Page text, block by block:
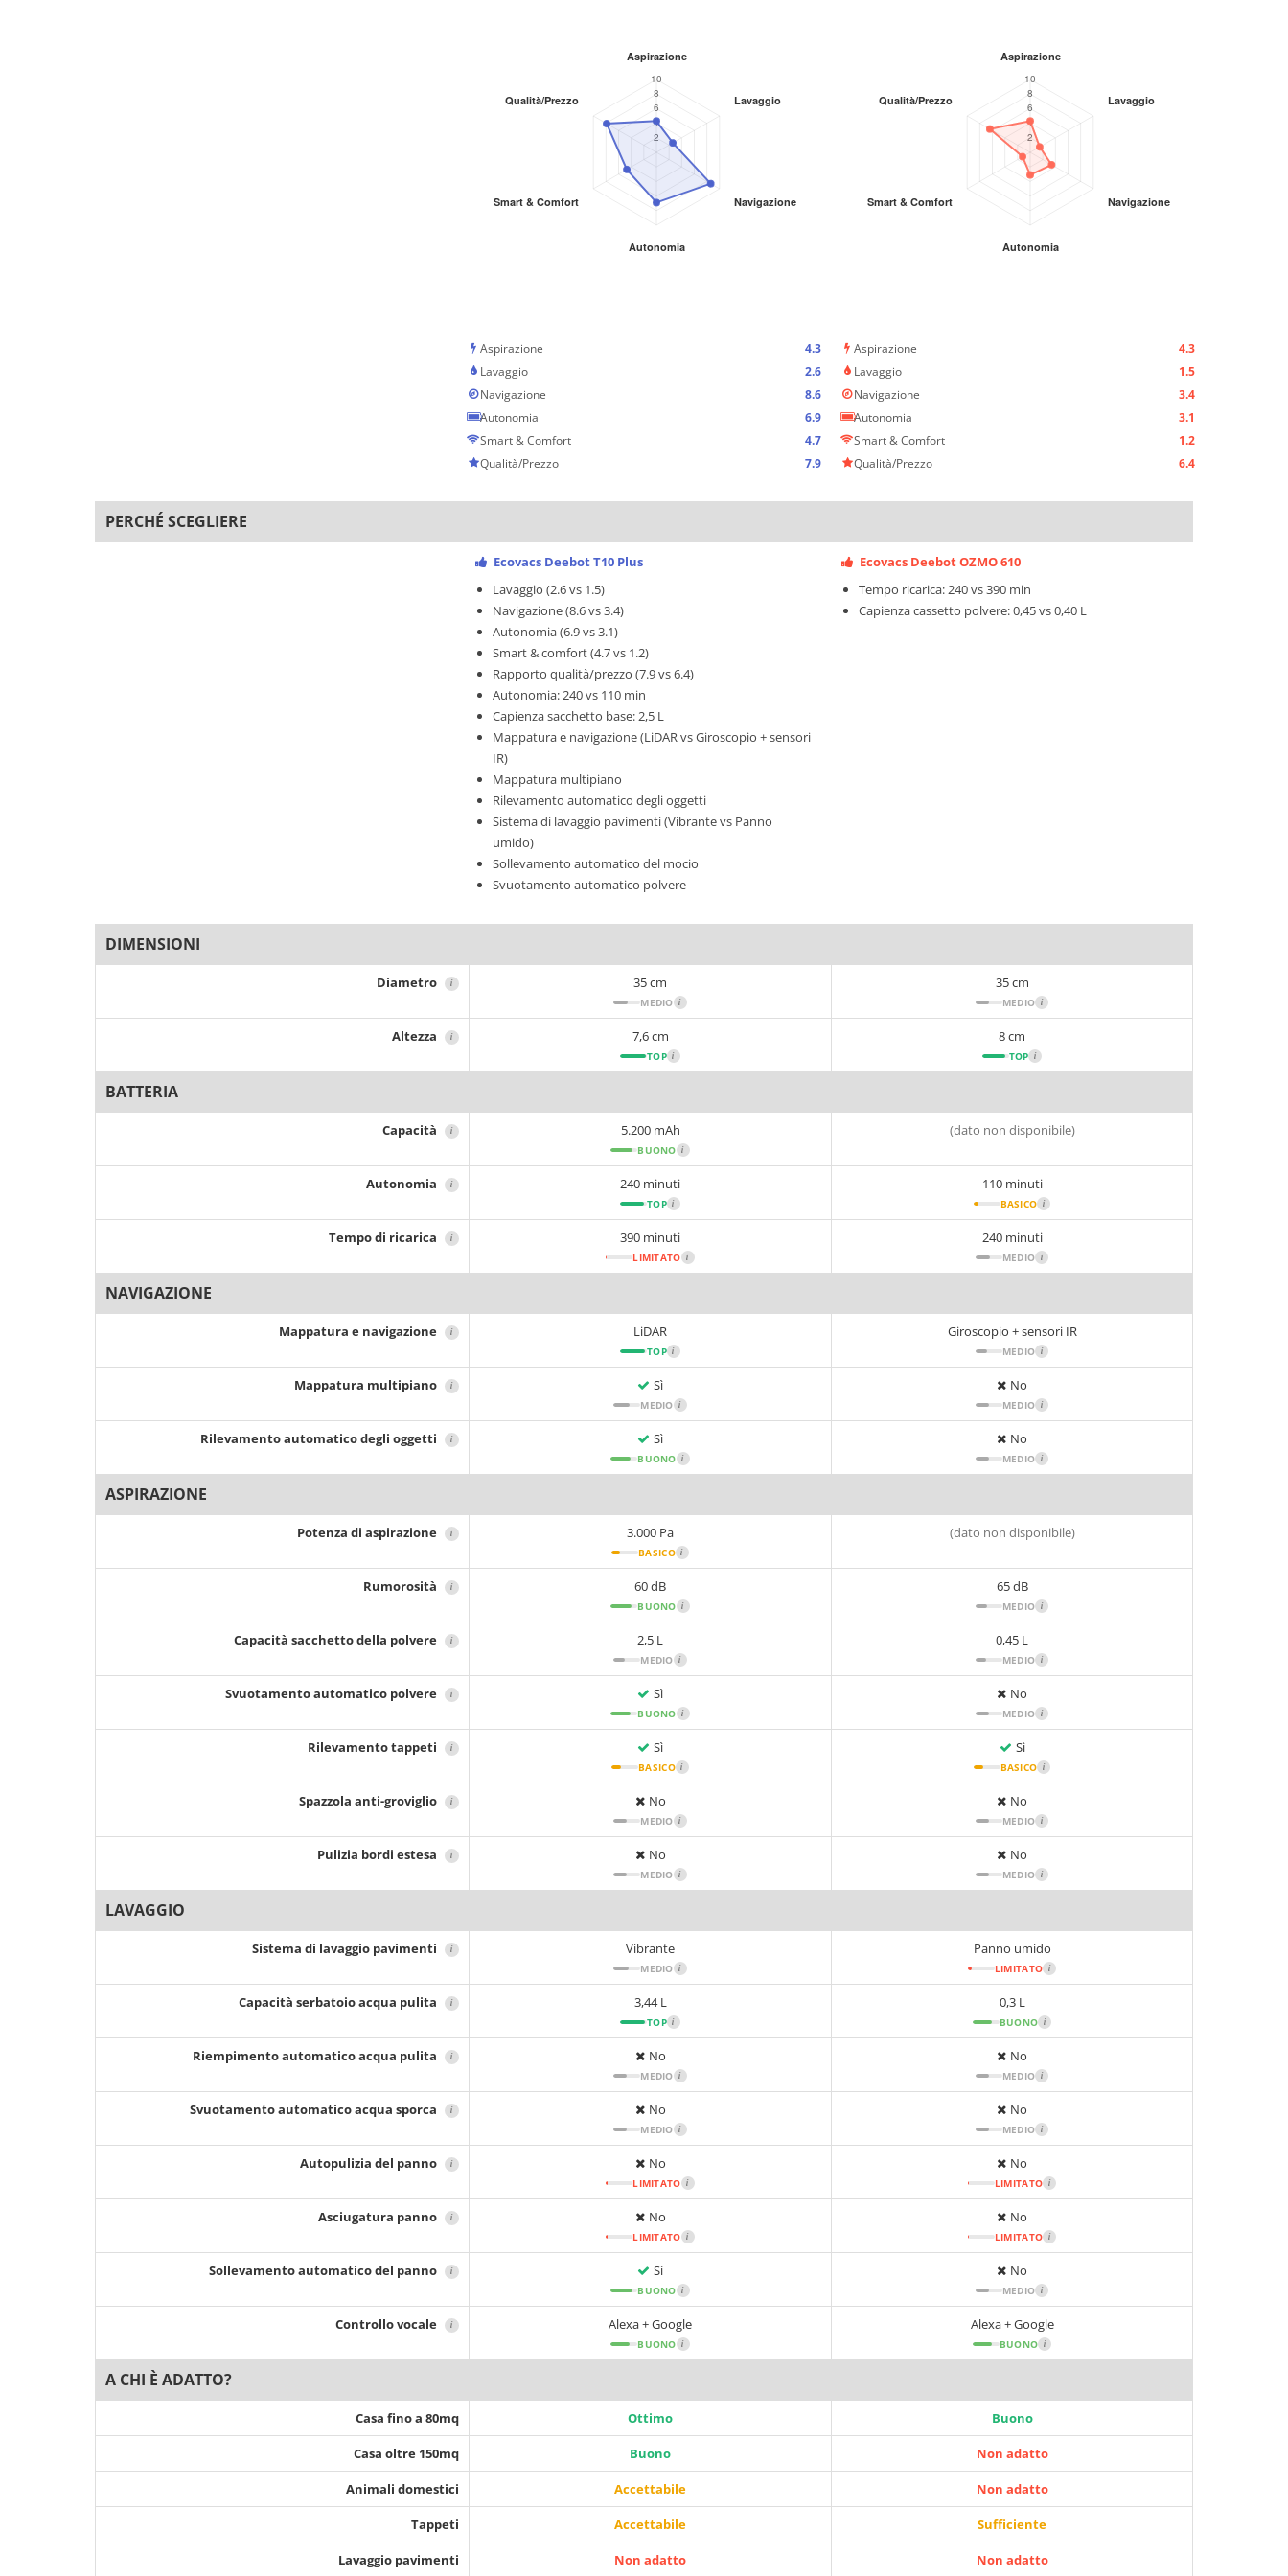
Aspirazione
4.3
Lavaggio
2.6
Navigazione
8.6
Autonomia
6.9
Smart & Comfort
4.7
Qualità/Prezzo
7.9
Aspirazione
4.3
Lavaggio
1.5
Navigazione
3.4
Autonomia
3.1
Smart & Comfort
1.2
Qualità/Prezzo
6.4
PERCHÉ SCEGLIERE
Ecovacs Deebot T10 Plus
Lavaggio (2.6 vs 1.5)
Navigazione (8.6 vs 3.4)
Autonomia (6.9 vs 3.1)
Smart & comfort (4.7 vs 1.2)
Rapporto qualità/prezzo (7.9 vs 6.4)
Autonomia: 240 vs 110 min
Capienza sacchetto base: 2,5 L
Mappatura e navigazione (LiDAR vs Giroscopio + sensori
IR)
Mappatura multipiano
Rilevamento automatico degli oggetti
Sistema di lavaggio pavimenti (Vibrante vs Panno
umido)
Sollevamento automatico del mocio
Svuotamento automatico polvere
Ecovacs Deebot OZMO 610
Tempo ricarica: 240 vs 390 min
Capienza cassetto polvere: 0,45 vs 0,40 L
DIMENSIONI
Diametro i 35 cm
MEDIO i
35 cm
MEDIO i
Altezza i 7,6 cm
TOP i
8 cm
TOP i
BATTERIA
Capacità i 5.200 mAh
BUONO i
(dato non disponibile)
Autonomia i 240 minuti
TOP i
110 minuti
BASICO i
Tempo di ricarica i 390 minuti
LIMITATO i
240 minuti
MEDIO i
NAVIGAZIONE
Mappatura e navigazione i LiDAR
TOP i
Giroscopio + sensori IR
MEDIO i
Mappatura multipiano i Sì
MEDIO i
No
MEDIO i
Rilevamento automatico degli oggetti i Sì
BUONO i
No
MEDIO i
ASPIRAZIONE
Potenza di aspirazione i 3.000 Pa
BASICO i
(dato non disponibile)
Rumorosità i 60 dB
BUONO i
65 dB
MEDIO i
Capacità sacchetto della polvere i 2,5 L
MEDIO i
0,45 L
MEDIO i
Svuotamento automatico polvere i Sì
BUONO i
No
MEDIO i
Rilevamento tappeti i Sì
BASICO i
Sì
BASICO i
Spazzola anti-groviglio i No
MEDIO i
No
MEDIO i
Pulizia bordi estesa i No
MEDIO i
No
MEDIO i
LAVAGGIO
Sistema di lavaggio pavimenti i Vibrante
MEDIO i
Panno umido
LIMITATO i
Capacità serbatoio acqua pulita i 3,44 L
TOP i
0,3 L
BUONO i
Riempimento automatico acqua pulita i No
MEDIO i
No
MEDIO i
Svuotamento automatico acqua sporca i No
MEDIO i
No
MEDIO i
Autopulizia del panno i No
LIMITATO i
No
LIMITATO i
Asciugatura panno i No
LIMITATO i
No
LIMITATO i
Sollevamento automatico del panno i Sì
BUONO i
No
MEDIO i
Controllo vocale i Alexa + Google
BUONO i
Alexa + Google
BUONO i
A CHI È ADATTO?
Casa fino a 80mq Ottimo Buono
Casa oltre 150mq Buono Non adatto
Animali domestici Accettabile Non adatto
Tappeti Accettabile Sufficiente
Lavaggio pavimenti Non adatto Non adatto